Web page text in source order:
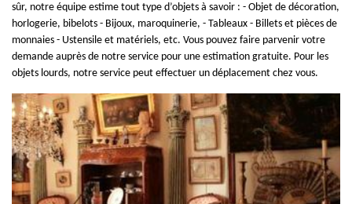
sûr, notre équipe estime tout type d’objets à savoir : - Objet de décoration,
horlogerie, bibelots - Bijoux, maroquinerie, - Tableaux - Billets et pièces de
monnaies - Ustensile et matériels, etc. Vous pouvez faire parvenir votre
demande auprès de notre service pour une estimation gratuite. Pour les
objets lourds, notre service peut effectuer un déplacement chez vous.